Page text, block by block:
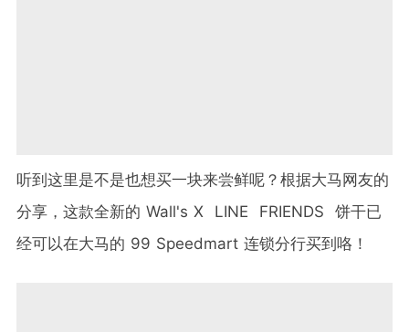
听到这里是不是也想买一块来尝鲜呢？根据大马网友的
分享，这款全新的 Wall's X LINE FRIENDS 饼干已
经可以在大马的 99 Speedmart 连锁分行买到咯！